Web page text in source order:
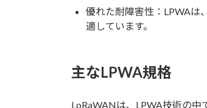
優れた耐障害性：LPWAは
適しています。
主なLPWA規格
LoRaWANは、LPWA技術の